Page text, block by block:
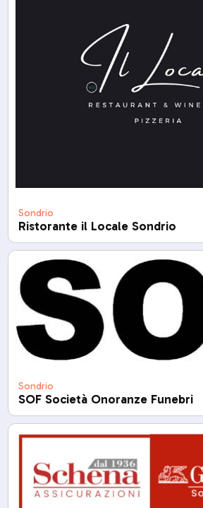
Sondrio
Ristorante il Locale Sondrio
Sondrio
SOF Società Onoranze Funebri